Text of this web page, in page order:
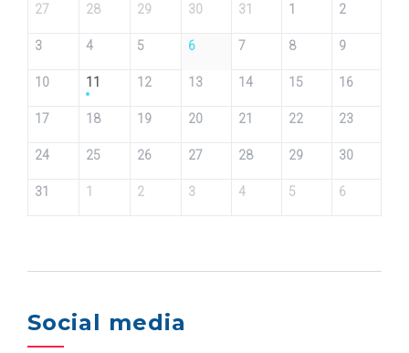
27 28 29 30 31 1 2
3 4 5 6 7 8 9
10 11 12 13 14 15 16
17 18 19 20 21 22 23
24 25 26 27 28 29 30
31 1 2 3 4 5 6
Social media